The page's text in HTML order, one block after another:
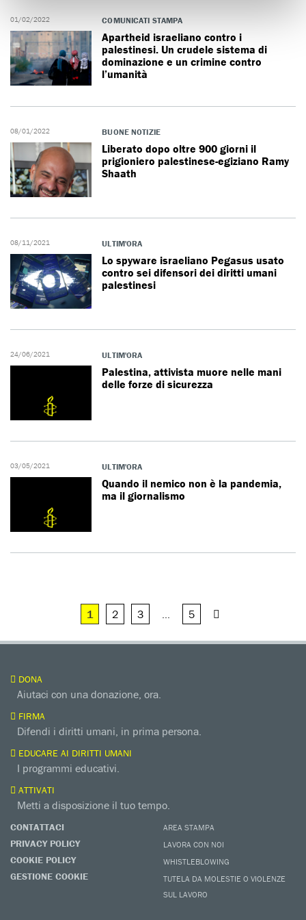
01/02/2022 COMUNICATI STAMPA
Apartheid israeliano contro i
palestinesi. Un crudele sistema di
dominazione e un crimine contro
l’umanità
08/01/2022 BUONE NOTIZIE
Liberato dopo oltre 900 giorni il
prigioniero palestinese-egiziano Ramy
Shaath
08/11/2021 ULTIM'ORA
Lo spyware israeliano Pegasus usato
contro sei difensori dei diritti umani
palestinesi
24/06/2021 ULTIM'ORA
Palestina, attivista muore nelle mani
delle forze di sicurezza
03/05/2021 ULTIM'ORA
Quando il nemico non è la pandemia,
ma il giornalismo
1 2 3 … 5
DONA
Aiutaci con una donazione, ora.
FIRMA
Difendi i diritti umani, in prima persona.
EDUCARE AI DIRITTI UMANI
I programmi educativi.
ATTIVATI
Metti a disposizione il tuo tempo.
CONTATTACI
PRIVACY POLICY
COOKIE POLICY
GESTIONE COOKIE
AREA STAMPA
LAVORA CON NOI
WHISTLEBLOWING
TUTELA DA MOLESTIE O VIOLENZE
SUL LAVORO